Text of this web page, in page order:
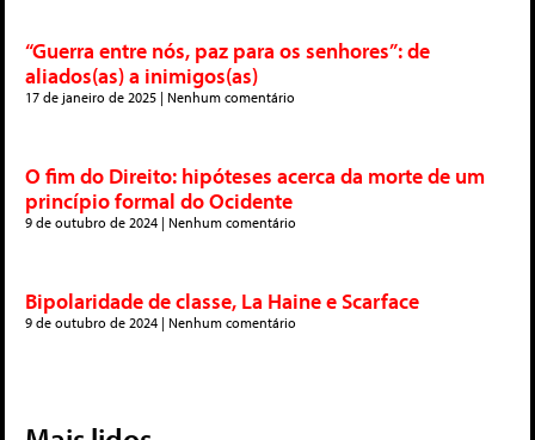
“Guerra entre nós, paz para os senhores”: de
aliados(as) a inimigos(as)
17 de janeiro de 2025 Nenhum comentário
O fim do Direito: hipóteses acerca da morte de um
princípio formal do Ocidente
9 de outubro de 2024 Nenhum comentário
Bipolaridade de classe, La Haine e Scarface
9 de outubro de 2024 Nenhum comentário